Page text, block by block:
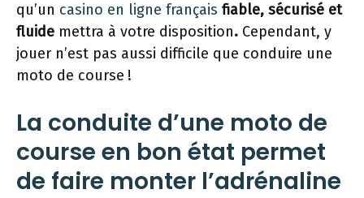
qu’un casino en ligne français fiable, sécurisé et
fluide mettra à votre disposition. Cependant, y
jouer n’est pas aussi difficile que conduire une
moto de course !
La conduite d’une moto de
course en bon état permet
de faire monter l’adrénaline